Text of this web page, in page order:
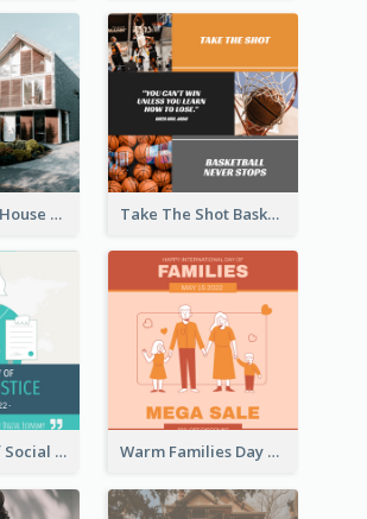
Family Open House Registration Instagram Post Take The Shot Basketball Instagram Post
World Day Of Social Justice Instagram Post Warm Families Day Sales Instagram Post